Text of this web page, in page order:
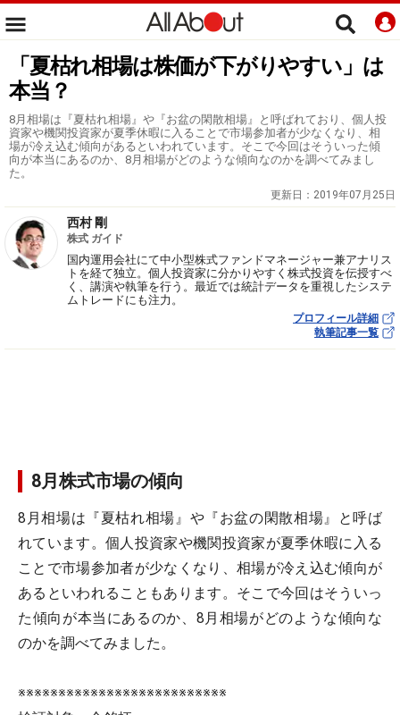
「夏枯れ相場は株価が下がりやすい」は
本当？
8月相場は『夏枯れ相場』や『お盆の閑散相場』と呼ばれており、個人投
資家や機関投資家が夏季休暇に入ることで市場参加者が少なくなり、相
場が冷え込む傾向があるといわれています。そこで今回はそういった傾
向が本当にあるのか、8月相場がどのような傾向なのかを調べてみまし
た。
更新日： 2019年07月25日
西村 剛
株式 ガイド
国内運用会社にて中小型株式ファンドマネージャー兼アナリス
トを経て独立。個人投資家に分かりやすく株式投資を伝授すべ
く、講演や執筆を行う。最近では統計データを重視したシステ
ムトレードにも注力。
プロフィール詳細
執筆記事一覧
8月株式市場の傾向
8月相場は『夏枯れ相場』や『お盆の閑散相場』と呼ば
れています。個人投資家や機関投資家が夏季休暇に入る
ことで市場参加者が少なくなり、相場が冷え込む傾向が
あるといわれることもあります。そこで今回はそういっ
た傾向が本当にあるのか、8月相場がどのような傾向な
のかを調べてみました。
※※※※※※※※※※※※※※※※※※※※※※※※※※